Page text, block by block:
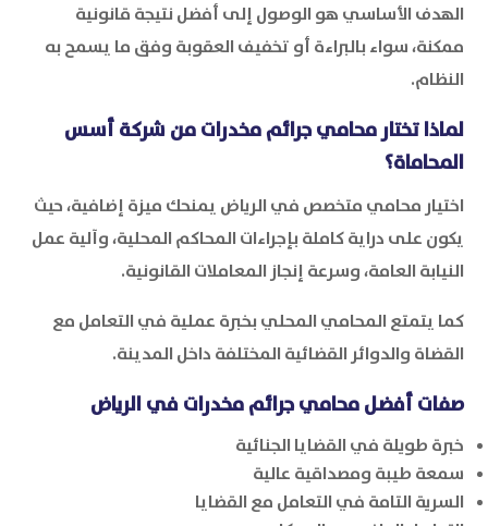
الهدف الأساسي هو الوصول إلى أفضل نتيجة قانونية
ممكنة، سواء بالبراءة أو تخفيف العقوبة وفق ما يسمح به
النظام.
لماذا تختار محامي جرائم مخدرات من شركة أسس
المحاماة؟
اختيار محامي متخصص في الرياض يمنحك ميزة إضافية، حيث
يكون على دراية كاملة بإجراءات المحاكم المحلية، وآلية عمل
النيابة العامة، وسرعة إنجاز المعاملات القانونية.
كما يتمتع المحامي المحلي بخبرة عملية في التعامل مع
القضاة والدوائر القضائية المختلفة داخل المدينة.
صفات أفضل محامي جرائم مخدرات في الرياض
خبرة طويلة في القضايا الجنائية
سمعة طيبة ومصداقية عالية
السرية التامة في التعامل مع القضايا